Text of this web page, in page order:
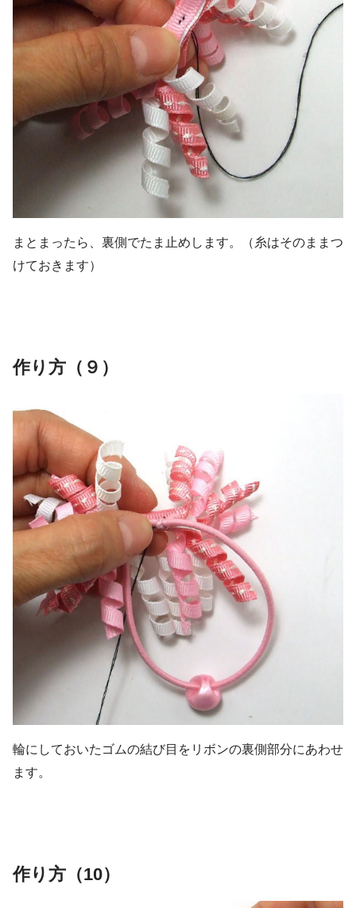
まとまったら、裏側でたま止めします。（糸はそのままつ
けておきます）
作り方（９）
輪にしておいたゴムの結び目をリボンの裏側部分にあわせ
ます。
作り方（10）